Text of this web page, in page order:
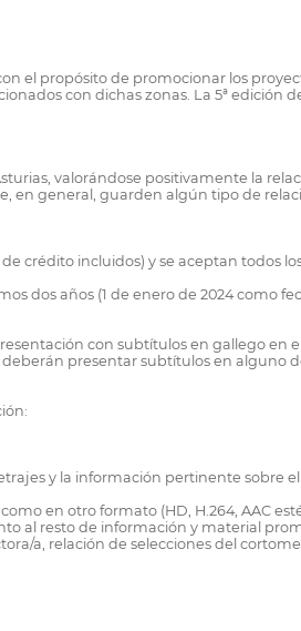
el propósito de promocionar los
con dichas zonas. La 5ª edición
valorándose positivamente la
en general, guarden algún tipo de
crédito incluidos) y se aceptan todos
dos años (1 de enero de 2024 como
con subtítulos en gallego en
presentar subtítulos en alguno
y la información pertinente sobre
en otro formato (HD, H.264, AAC
al resto de información y material
a, relación de selecciones del